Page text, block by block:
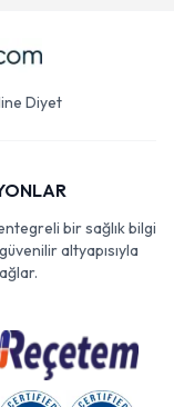
Diyet
bir sağlık bilgi
altyapısıyla